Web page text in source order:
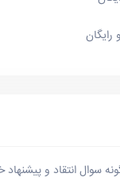
رایگان
سوال انتقاد و